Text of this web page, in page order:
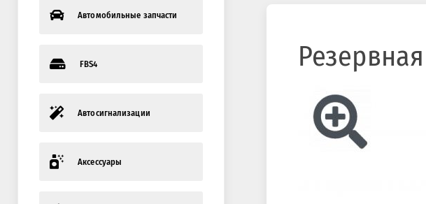
Автомобильные запчасти
FBS4
Автосигнализации
Аксессуары